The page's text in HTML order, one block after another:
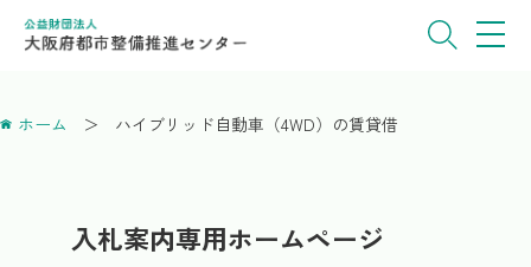
ホーム ハイブリッド自動車（4WD）の賃貸借
入札案内専用ホームページ